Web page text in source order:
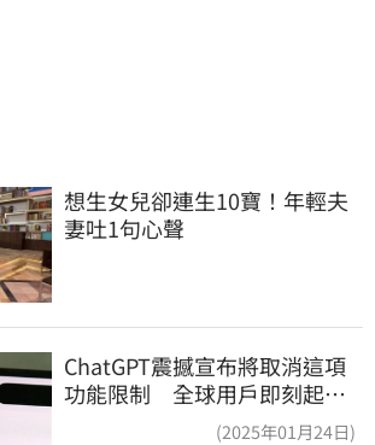
想生女兒卻連生10寶！年輕夫
妻吐1句心聲
ChatGPT震撼宣布將取消這項
功能限制 全球用戶即刻起
(2025年01月24日)